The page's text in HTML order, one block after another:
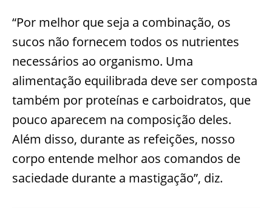
“Por melhor que seja a combinação, os
sucos não fornecem todos os nutrientes
necessários ao organismo. Uma
alimentação equilibrada deve ser composta
também por proteínas e carboidratos, que
pouco aparecem na composição deles.
Além disso, durante as refeições, nosso
corpo entende melhor aos comandos de
saciedade durante a mastigação”, diz.